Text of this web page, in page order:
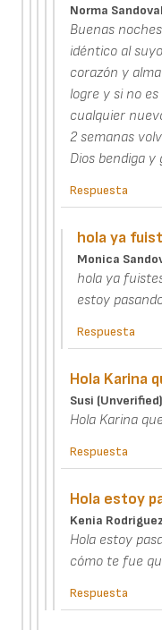
Norma
Buenas
idéntico al
corazón y
logre y si no
cualquier
2 semanas
Dios bendiga
Respuesta
hola ya
Monica
hola ya
estoy
Respuesta
Hola Karina
Susi (unverified)
Hola Karina
Respuesta
Hola estoy
Kenia
Hola estoy
cómo te fue
Respuesta